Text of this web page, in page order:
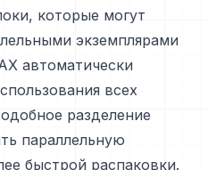
которые могут
экземплярами
автоматически
всех
разделение
параллельную
быстрой распаковки.